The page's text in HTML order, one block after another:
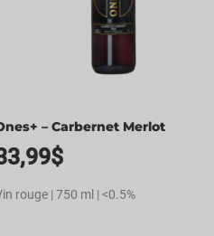
– Carbernet Merlot
$
rouge | 750 ml | <0.5%